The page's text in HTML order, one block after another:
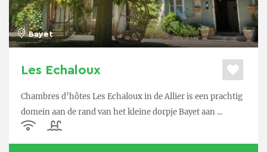
Bayet
Les Echaloux
Chambres d’hôtes Les Echaloux in de Allier is een prachtig
domein aan de rand van het kleine dorpje Bayet aan ...